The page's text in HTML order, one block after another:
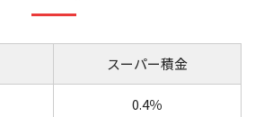
スーパー積金
0.4％